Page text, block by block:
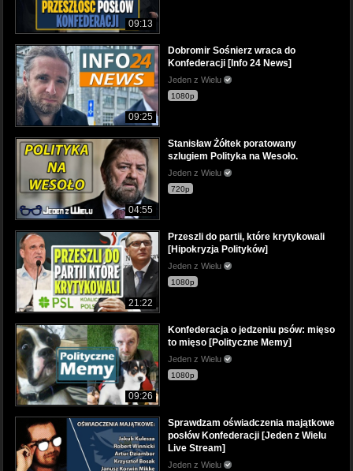
09:13
09:25
Dobromir Sośnierz wraca do
Konfederacji [Info 24 News]
Jeden z Wielu
1080p
04:55
Stanisław Żółtek poratowany
szlugiem Polityka na Wesoło.
Jeden z Wielu
720p
21:22
Przeszli do partii, które krytykowali
[Hipokryzja Polityków]
Jeden z Wielu
1080p
09:26
Konfederacja o jedzeniu psów: mięso
to mięso [Polityczne Memy]
Jeden z Wielu
1080p
Sprawdzam oświadczenia majątkowe
posłów Konfederacji [Jeden z Wielu
Live Stream]
Jeden z Wielu